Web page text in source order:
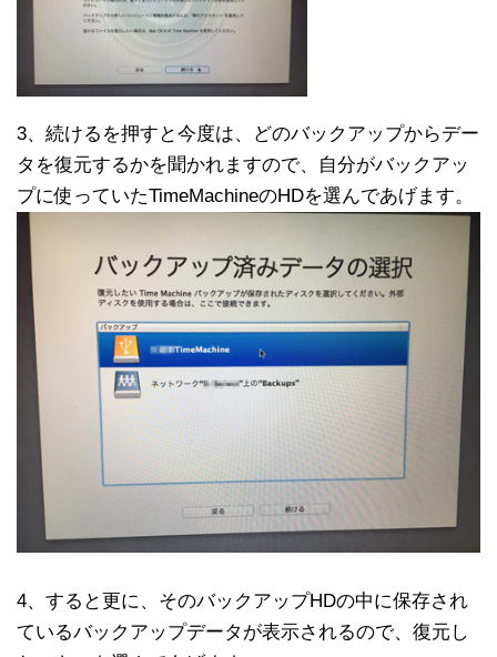
3、続けるを押すと今度は、どのバックアップからデー
タを復元するかを聞かれますので、自分がバックアッ
プに使っていたTimeMachineのHDを選んであげます。
4、すると更に、そのバックアップHDの中に保存され
ているバックアップデータが表示されるので、復元し